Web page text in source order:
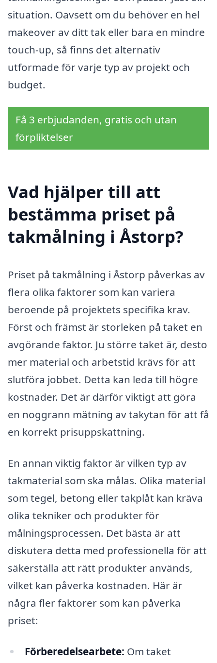
situation. Oavsett om du behöver en hel
makeover av ditt tak eller bara en mindre
touch-up, så finns det alternativ
utformade för varje typ av projekt och
budget.
Få 3 erbjudanden, gratis och utan
förpliktelser
Vad hjälper till att
bestämma priset på
takmålning i Åstorp?
Priset på takmålning i Åstorp påverkas av
flera olika faktorer som kan variera
beroende på projektets specifika krav.
Först och främst är storleken på taket en
avgörande faktor. Ju större taket är, desto
mer material och arbetstid krävs för att
slutföra jobbet. Detta kan leda till högre
kostnader. Det är därför viktigt att göra
en noggrann mätning av takytan för att få
en korrekt prisuppskattning.
En annan viktig faktor är vilken typ av
takmaterial som ska målas. Olika material
som tegel, betong eller takplåt kan kräva
olika tekniker och produkter för
målningsprocessen. Det bästa är att
diskutera detta med professionella för att
säkerställa att rätt produkter används,
vilket kan påverka kostnaden. Här är
några fler faktorer som kan påverka
priset:
Förberedelsearbete: Om taket